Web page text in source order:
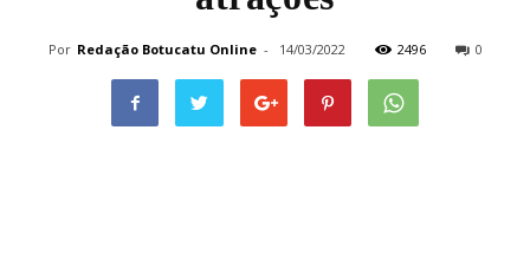
Por Redação Botucatu Online - 14/03/2022 2496 0